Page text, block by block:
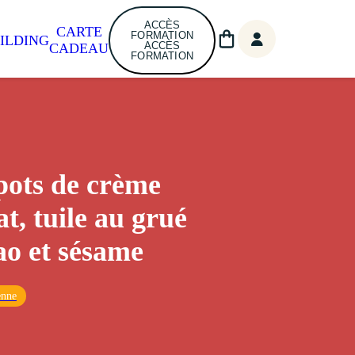
CARTE
CADEAU
ACCÈS
FORMATION
ACCÈS
FORMATION
de crème
tuile au grué
et sésame